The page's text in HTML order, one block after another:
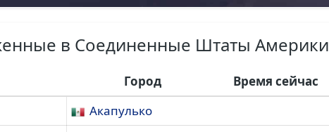
в Соединенные Штаты Америки
Город Время сейчас
Акапулько